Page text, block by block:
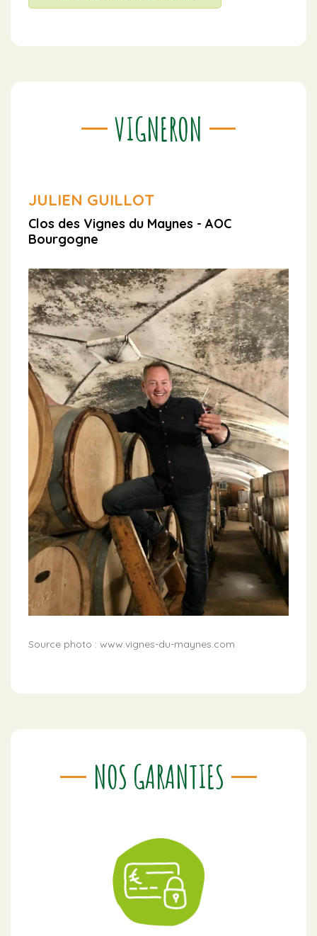
VIGNERON
JULIEN GUILLOT
Clos des Vignes du Maynes - AOC
Bourgogne
Source photo : www.vignes-du-maynes.com
NOS GARANTIES